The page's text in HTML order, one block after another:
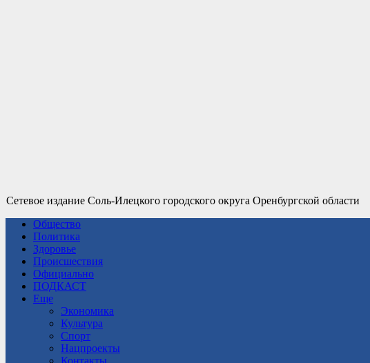
Сетевое издание Соль-Илецкого городского округа Оренбургской области
Общество
Политика
Здоровье
Происшествия
Официально
ПОДКАСТ
Еще
Экономика
Культура
Спорт
Нацпроекты
Контакты